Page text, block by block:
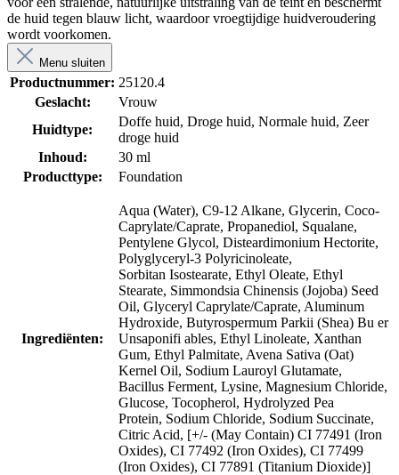
de huid tegen blauw licht, waardoor vroegtijdige huidveroudering
wordt voorkomen.
Menu sluiten
Productnummer: 25120.4
Geslacht:
Vrouw
Huidtype:
Doffe huid, Droge huid, Normale huid, Zeer
droge huid
Inhoud:
30 ml
Producttype:
Foundation
Ingrediënten:
Aqua (Water), C9-12 Alkane, Glycerin, Coco-
Caprylate/Caprate, Propanediol, Squalane,
Pentylene Glycol, Disteardimonium Hectorite,
Polyglyceryl-3 Polyricinoleate,
Sorbitan Isostearate, Ethyl Oleate, Ethyl
Stearate, Simmondsia Chinensis (Jojoba) Seed
Oil, Glyceryl Caprylate/Caprate, Aluminum
Hydroxide, Butyrospermum Parkii (Shea) Bu er
Unsaponifi ables, Ethyl Linoleate, Xanthan
Gum, Ethyl Palmitate, Avena Sativa (Oat)
Kernel Oil, Sodium Lauroyl Glutamate,
Bacillus Ferment, Lysine, Magnesium Chloride,
Glucose, Tocopherol, Hydrolyzed Pea
Protein, Sodium Chloride, Sodium Succinate,
Citric Acid, [+/- (May Contain) CI 77491 (Iron
Oxides), CI 77492 (Iron Oxides), CI 77499
(Iron Oxides), CI 77891 (Titanium Dioxide)]